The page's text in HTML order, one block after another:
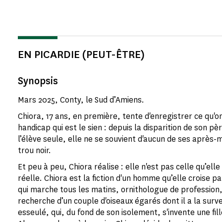
EN PICARDIE (PEUT-ÊTRE)
Synopsis
Mars 2025, Conty, le Sud d’Amiens.
Chiora, 17 ans, en première, tente d'enregistrer ce
handicap qui est le sien : depuis la disparition de son
l’élève seule, elle ne se souvient d'aucun de ses après-
trou noir.
Et peu à peu, Chiora réalise : elle n'est pas celle
réelle. Chiora est la fiction d'un homme qu’elle croise
qui marche tous les matins, ornithologue de
recherche d’un couple d'oiseaux égarés dont il a la
esseulé, qui, du fond de son isolement, s'invente une